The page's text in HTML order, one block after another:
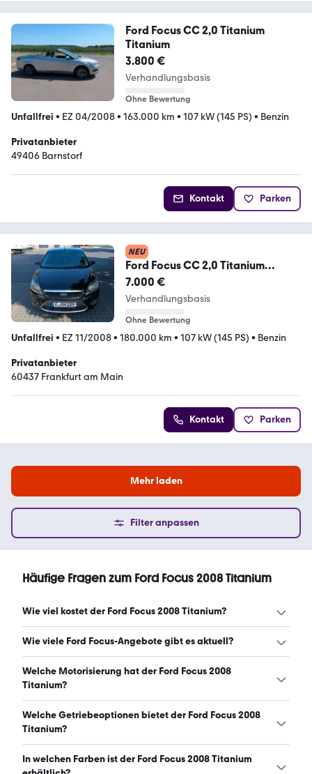
Ford Focus CC 2,0 Titanium
Titanium
3.800 €
Verhandlungsbasis
Ohne Bewertung
Unfallfrei • EZ 04/2008• 163.000 km • 107 kW (145 PS) • Benzin
Privatanbieter
49406 Barnstorf
Kontakt Parken
NEU
Ford Focus CC 2,0 Titanium
Titanium
7.000 €
Verhandlungsbasis
Ohne Bewertung
Unfallfrei • EZ 11/2008• 180.000 km • 107 kW (145 PS) • Benzin
Privatanbieter
60437 Frankfurt am Main
Kontakt Parken
Mehr laden
Filter anpassen
Häufige Fragen zum Ford Focus 2008 Titanium
Wie viel kostet der Ford Focus 2008 Titanium?
Ein guter Preis für einen Ford Focus 2008 Titanium liegt
Wie viele Ford Focus-Angebote gibt es aktuell?
Es gibt insgesamt 48 Ford Focus bei mobile.de, davon 48
Gebraucht- und 0 Neuwagen. (Stand: 7.8.2026)
Welche Motorisierung hat der Ford Focus 2008
Titanium?
Der Ford Focus 2008 Titanium hat Leistungen zwischen
90 und 145 PS. (Stand: 7.8.2026)
Welche Getriebeoptionen bietet der Ford Focus 2008
Titanium?
Der Ford Focus 2008 Titanium ist mit manuellem und
automatischem Getriebe erhältlich. (Stand: 7.8.2026)
In welchen Farben ist der Ford Focus 2008 Titanium